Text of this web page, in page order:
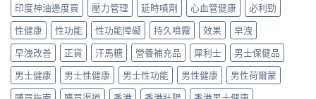
印度神油邊度買
壓力管理 延時噴劑 心血管健康
必利勁
性健康
性功能 性功能障礙 持久噴霧 效果
早洩
早洩改善
正貨 汗馬糖 營養補充品 犀利士
男士保健品
男士健康
男士性健康 男士性功能 男性健康
男性荷爾蒙